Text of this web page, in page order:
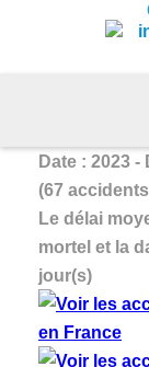
Date : 2023 -
(67
Le délai
mortel et la
jour(s)